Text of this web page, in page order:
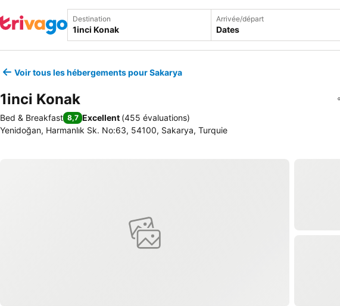
Destination Arrivée/départ
Dates
Voir tous les hébergements pour Sakarya
1inci Konak
Bed & Breakfast 8,7 Excellent (455 évaluations)
Yenidoğan, Harmanlık Sk. No:63, 54100, Sakarya, Turquie